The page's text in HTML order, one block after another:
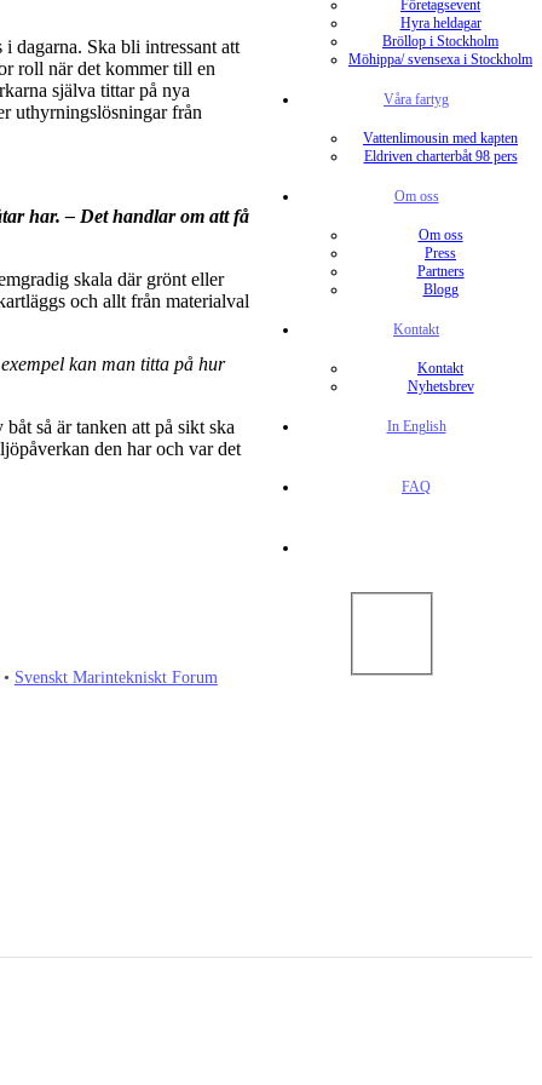
Företagsevent
Hyra heldagar
Bröllop i Stockholm
Möhippa/ svensexa i Stockholm
Våra fartyg
Vattenlimousin med kapten
Eldriven charterbåt 98 pers
Om oss
Om oss
Press
Partners
Blogg
Kontakt
Kontakt
Nyhetsbrev
In English
FAQ
dagarna. Ska bli intressant att
roll när det kommer till en
själva tittar på nya
uthyrningslösningar från
har. – Det handlar om att få
skala där grönt eller
och allt från materialval
kan man titta på hur
så är tanken att på sikt ska
den har och var det
Svenskt Marintekniskt Forum